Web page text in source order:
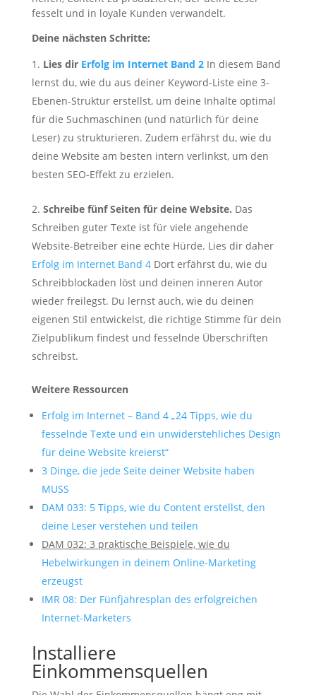
fesselt und in loyale Kunden verwandelt.
Deine nächsten Schritte:
Lies dir Erfolg im Internet Band 2In diesem Band
lernst du, wie du aus deiner Keyword-Liste eine 3-
Ebenen-Struktur erstellst, um deine Inhalte optimal
für die Suchmaschinen (und natürlich für deine
Leser) zu strukturieren. Zudem erfährst du, wie du
deine Website am besten intern verlinkst, um den
besten SEO-Effekt zu erzielen.
Schreibe fünf Seiten für deine Website. Das
Schreiben guter Texte ist für viele angehende
Website-Betreiber eine echte Hürde. Lies dir daher
Erfolg im Internet Band 4Dort erfährst du, wie du
Schreibblockaden löst und deinen inneren Autor
wieder freilegst. Du lernst auch, wie du deinen
eigenen Stil entwickelst, die richtige Stimme für dein
Zielpublikum findest und fesselnde Überschriften
schreibst.
Weitere Ressourcen
Erfolg im Internet – Band 4 „24 Tipps, wie du
fesselnde Texte und ein unwiderstehliches Design
für deine Website kreierst“
3 Dinge, die jede Seite deiner Website haben
MUSS
DAM 033: 5 Tipps, wie du Content erstellst, den
deine Leser verstehen und teilen
DAM 032: 3 praktische Beispiele, wie du
Hebelwirkungen in deinem Online-Marketing
erzeugst
IMR08: Der Fünfjahresplan des erfolgreichen
Internet-Marketers
Installiere
Einkommensquellen